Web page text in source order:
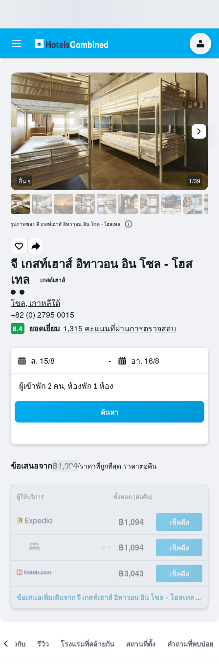
จี เกสท์เฮาส์ อิทาวอน อิน โซล - โฮส
เทล
เกสต์เฮาส์
ให้ 2 ดาว
โซล, เกาหลีใต้
+82 (0) 2795 0015
8.4 ยอดเยี่ยม 1,315 คะแนนที่ผ่านการตรวจสอบ
ส. 15/8 - อา. 16/8
ผู้เข้าพัก 2 คน, ห้องพัก 1 ห้อง
ค้นหา
ข้อเสนอจาก฿1,094/ราคาที่ถูกที่สุด ราคาต่อคืน
ผู้ให้บริการ ทั้งหมด (ต่อคืน)
฿1,094 เช็คดีล
฿1,094 เช็คดีล
฿3,043 เช็คดีล
ข้อเสนอเพิ่มเติมจาก จี เกสท์เฮาส์ อิทาวอน อิน โซล - โฮสเทล 8 รายการ
อื่น ๆ 1/39
รูปภาพของ จี เกสท์เฮาส์ อิทาวอน อิน โซล - โฮสเทล
เกี่ยวกับ รีวิว โรงแรมที่คล้ายกัน สถานที่ตั้ง คำถามที่พบบ่อย